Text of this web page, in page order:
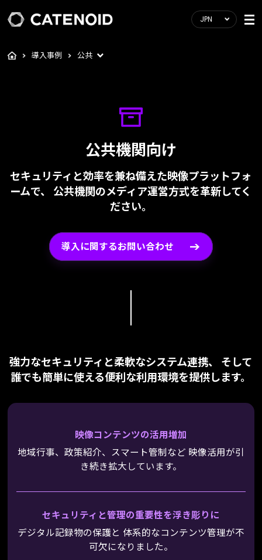
JPN
導入事例 公共
公共機関向け
セキュリティと効率を兼ね備えた映像プラットフォ
ームで、
公共機関のメディア運営方式を革新してく
ださい。
導入に関するお問い合わせ
強力なセキュリティと柔軟なシステム連携、
そして
誰でも簡単に使える便利な利用環境を提供します。
映像コンテンツの活用増加
地域行事、政策紹介、スマート管制など 映像活用が引
き続き拡大しています。
セキュリティと管理の重要性を浮き彫りに
デジタル記録物の保護と 体系的なコンテンツ管理が不
可欠になりました。